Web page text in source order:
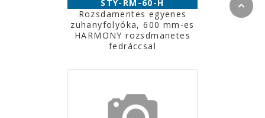
STY-RM-60-H
Rozsdamentes egyenes
zuhanyfolyóka, 600 mm-es
HARMONY rozsdmanetes
fedráccsal